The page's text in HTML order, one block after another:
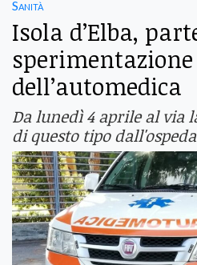
Sanità
Isola d’Elba,
sperimentazione
dell’automedica
Da lunedì 4 aprile al via
di questo tipo